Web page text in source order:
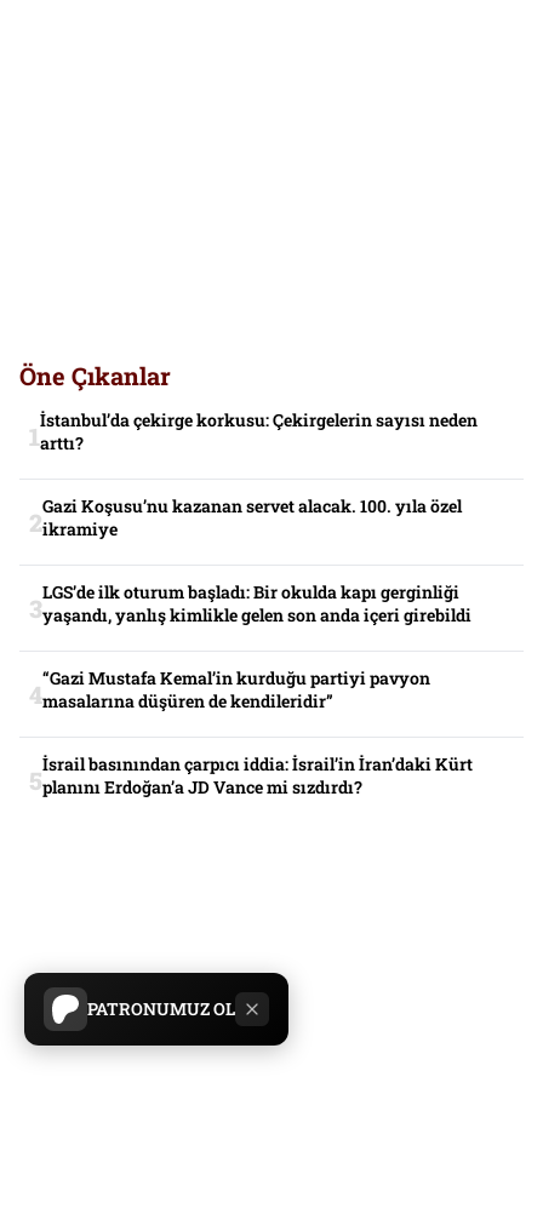
PATRONUMUZ OL
Öne Çıkanlar
İstanbul’da çekirge korkusu: Çekirgelerin sayısı neden
arttı?
Gazi Koşusu’nu kazanan servet alacak. 100. yıla özel
ikramiye
LGS’de ilk oturum başladı: Bir okulda kapı gerginliği
yaşandı, yanlış kimlikle gelen son anda içeri girebildi
“Gazi Mustafa Kemal’in kurduğu partiyi pavyon
masalarına düşüren de kendileridir”
İsrail basınından çarpıcı iddia: İsrail’in İran’daki Kürt
planını Erdoğan’a JD Vance mi sızdırdı?